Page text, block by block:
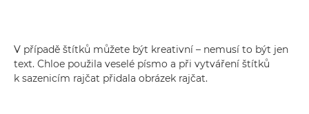
V případě štítků můžete být kreativní – nemusí to být jen
text. Chloe použila veselé písmo a při vytváření štítků
k sazenicím rajčat přidala obrázek rajčat.